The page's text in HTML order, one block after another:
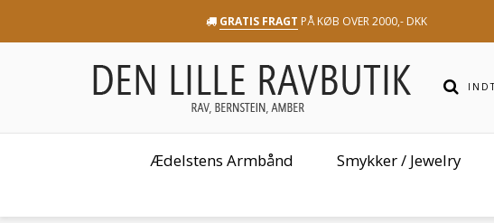
GRATIS FRAGT PÅ KØB OVER 2000,- DKK
Ædelstens Armbånd Smykker / Jewelry